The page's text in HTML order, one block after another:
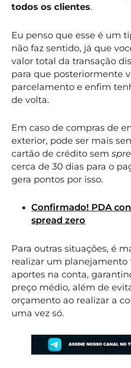
todos os clientes.
Eu penso que esse é um
não faz sentido, já que
valor total da transação
para que posteriormente
parcelamento e enfim
de volta.
Em caso de compras de
exterior, pode ser mais
cartão de crédito sem
cerca de 30 dias para o
gera pontos por isso.
Confirmado! PDA
spread zero
Para outras situações, é
realizar um planejamento
aportes na conta,
preço médio, além de
orçamento ao realizar a
uma vez só.